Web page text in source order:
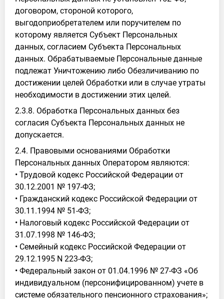
договором, стороной которого,
выгодоприобретателем или поручителем по
которому является Субъект Персональных
данных, согласием Субъекта Персональных
данных. Обрабатываемые Персональные данные
подлежат Уничтожению либо Обезличиванию по
достижении целей Обработки или в случае утраты
необходимости в достижении этих целей.
2.3.8. Обработка Персональных данных без
согласия Субъекта Персональных данных не
допускается.
2.4. Правовыми основаниями Обработки
Персональных данных Оператором являются:
• Трудовой кодекс Российской Федерации от
30.12.2001 № 197-ФЗ;
• Гражданский кодекс Российской Федерации от
30.11.1994 № 51-ФЗ;
• Налоговый кодекс Российской Федерации от
31.07.1998 № 146-ФЗ;
• Семейный кодекс Российской Федерации от
29.12.1995 N 223-ФЗ;
• Федеральный закон от 01.04.1996 № 27-ФЗ «Об
индивидуальном (персонифицированном) учете в
системе обязательного пенсионного страхования»;